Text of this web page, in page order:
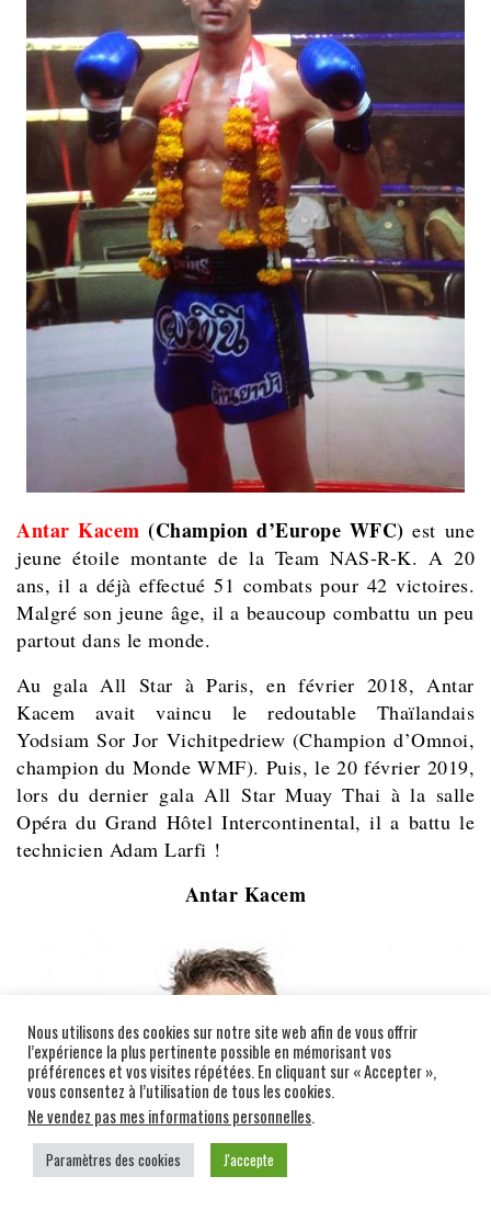
Antar Kacem (Champion d’Europe WFC) est une
jeune étoile montante de la Team NAS-R-K. A 20
ans, il a déjà effectué 51 combats pour 42 victoires.
Malgré son jeune âge, il a beaucoup combattu un peu
partout dans le monde.
Au gala All Star à Paris, en février 2018, Antar
Kacem avait vaincu le redoutable Thaïlandais
Yodsiam Sor Jor Vichitpedriew (Champion d’Omnoi,
champion du Monde WMF). Puis, le 20 février 2019,
lors du dernier gala All Star Muay Thai àla salle
Opéra du Grand Hôtel Intercontinental, il a battu le
technicien Adam Larfi !
Antar Kacem
Nous utilisons des cookies sur notre site web afin de vous offrir
l’expérience la plus pertinente possible en mémorisant vos
préférences et vos visites répétées. En cliquant sur « Accepter »,
vous consentez à l’utilisation de tous les cookies.
Ne vendez pas mes informations personnelles.
Paramètres des cookies J'accepte